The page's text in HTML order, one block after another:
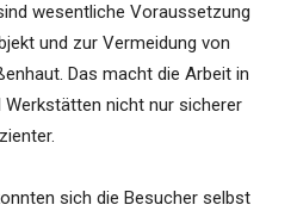
wesentliche Voraussetzung
und zur Vermeidung von
Das macht die Arbeit in
nicht nur sicherer
sich die Besucher selbst